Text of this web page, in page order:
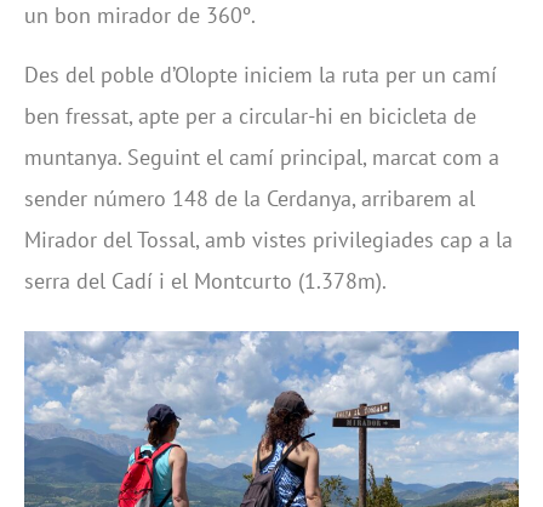
un bon mirador de 360º.
Des del poble d’Olopte iniciem la ruta per un camí
ben fressat, apte per a circular-hi en bicicleta de
muntanya. Seguint el camí principal, marcat com a
sender número 148 de la Cerdanya, arribarem al
Mirador del Tossal, amb vistes privilegiades cap a la
serra del Cadí i el Montcurto (1.378m).